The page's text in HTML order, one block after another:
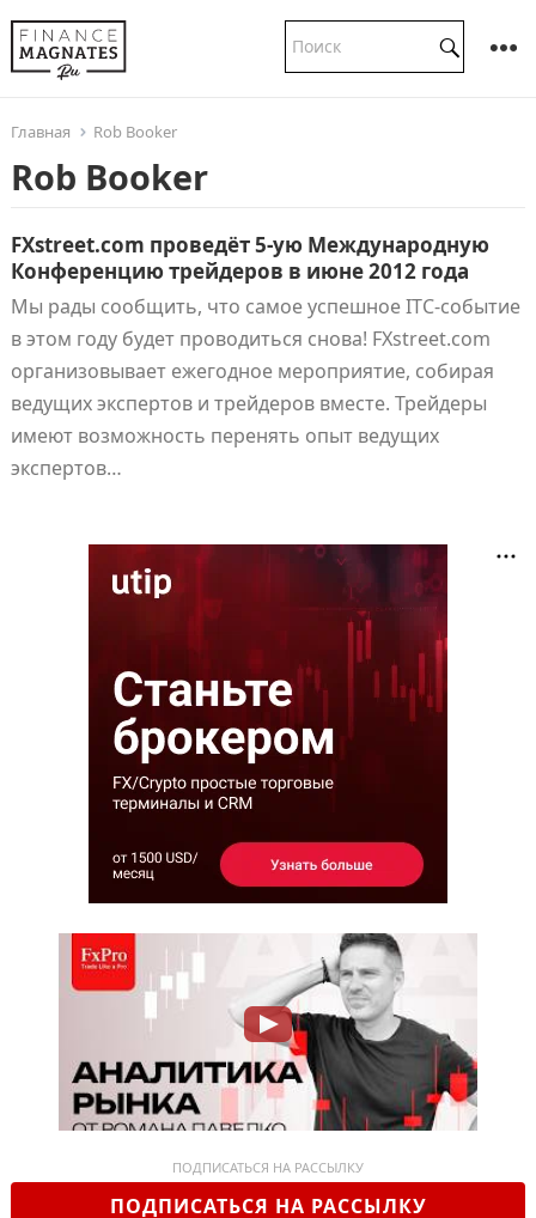
Главная Rob Booker
Rob Booker
FXstreet.com проведёт 5-ую Международную
Конференцию трейдеров в июне 2012 года
Мы рады сообщить, что самое успешное ITC-событие
в этом году будет проводиться снова! FXstreet.com
организовывает ежегодное мероприятие, собирая
ведущих экспертов и трейдеров вместе. Трейдеры
имеют возможность перенять опыт ведущих
экспертов…
ПОДПИСАТЬСЯ НА РАССЫЛКУ
ПОДПИСАТЬСЯ НА РАССЫЛКУ